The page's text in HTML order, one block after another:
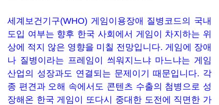
세계보건기구(WHO) 게임이용장애 질병코드의 국내
도입 여부는 향후 한국 사회에서 게임이 차지하는 위
상에 적지 않은 영향을 미칠 전망입니다. 게임에 장애
나 질병이라는 프레임이 씌워지느냐 마느냐는 게임
산업의 성장과도 연결되는 문제이기 때문입니다. 각
종 편견과 오해 속에서도 콘텐츠 수출의 첨병으로 성
장해온 한국 게임이 또다시 중대한 도전에 직면한 가